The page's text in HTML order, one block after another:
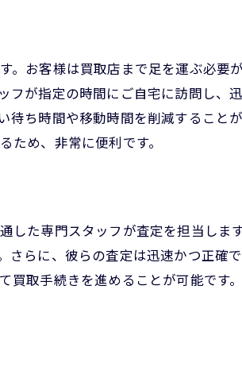
トレンドを反映した査定
ンド知識に基づく評価
に応じた公正な価格設定
なブランド品を最適な形で手放す
を安心して売却する方法
お客様は買取店まで足を運ぶ必要
が指定の時間にご自宅に訪問し、
ち時間や移動時間を削減すること
め、非常に便利です。
た専門スタッフが査定を担当しま
らに、彼らの査定は迅速かつ正確
取手続きを進めることが可能です